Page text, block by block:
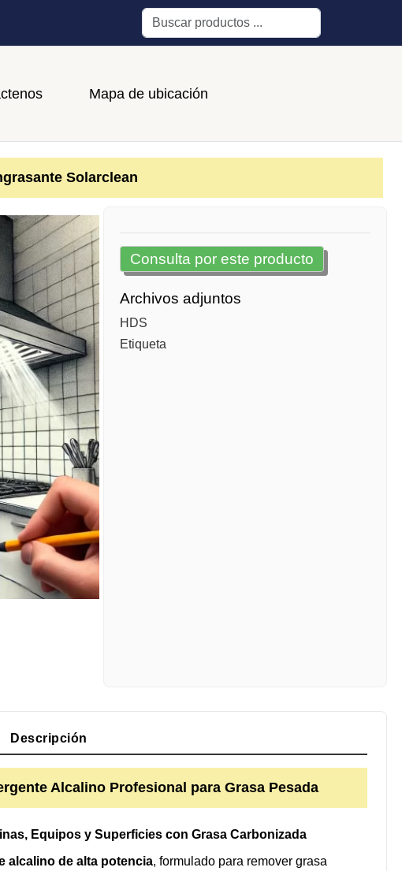
Buscar
Mapa de ubicación
Solarclean
Consulta por este producto
Archivos adjuntos
HDS
Etiqueta
Descripción
Alcalino Profesional para Grasa Pesada
Equipos y Superficies con Grasa Carbonizada
alcalino de alta potencia, formulado para remover grasa